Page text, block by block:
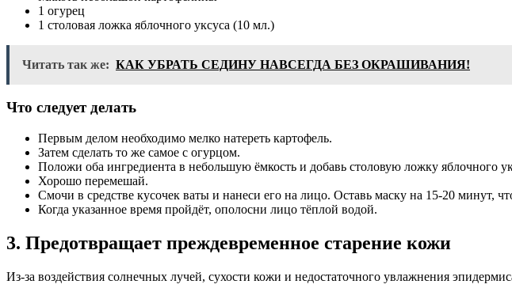
1 огурец
1 столовая ложка яблочного уксуса (10 мл.)
Читать так же: КАК УБРАТЬ СЕДИНУ НАВСЕГДА БЕЗ ОКРАШИВАНИЯ!
Что следует делать
Первым делом необходимо мелко натереть картофель.
Затем сделать то же самое с огурцом.
Положи оба ингредиента в небольшую ёмкость и добавь столовую ложку яблочного
Хорошо перемешай.
Смочи в средстве кусочек ваты и нанеси его на лицо. Оставь маску на 15-20 минут,
Когда указанное время пройдёт, ополосни лицо тёплой водой.
3. Предотвращает преждевременное старение кожи
Из-за воздействия солнечных лучей, сухости кожи и недостаточного увлажнения